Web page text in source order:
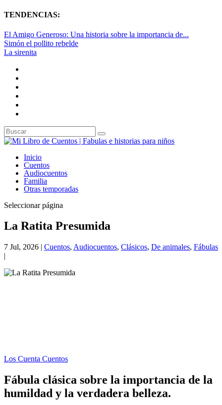
TENDENCIAS:
El Amigo Generoso: Una historia sobre la importancia de...
Simón el pollito rebelde
La sirenita
Inicio
Cuentos
Audiocuentos
Familia
Otras temporadas
Seleccionar página
La Ratita Presumida
7 Jul, 2026 | Cuentos, Audiocuentos, Clásicos, De animales, Fábulas
|
Los Cuenta Cuentos
Fábula clásica sobre la importancia de la
humildad y la verdadera belleza.